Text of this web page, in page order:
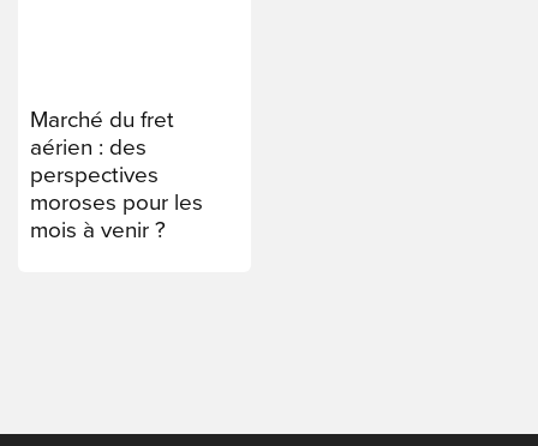
Marché du fret
aérien : des
perspectives
moroses pour les
mois à venir ?